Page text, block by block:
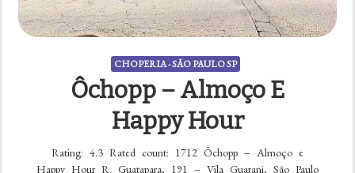
CHOPERIA - SÃO PAULO SP
Ôchopp – Almoço E
Happy Hour
Rating: 4.3 Rated count: 1712 Ôchopp – Almoço e
Happy Hour R. Guatapara, 191 – Vila Guarani, São Paulo